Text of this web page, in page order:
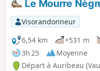
c'est intentionnel,
n'effraie pas.
Le Mourre
Visorandonneur
6,54 km
+531 m
3h 25
Moyenne
Départ à Auribeau